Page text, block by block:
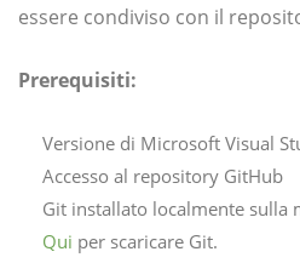
essere condiviso con il
Prerequisiti:
Versione di Microsoft Visual
Accesso al repository GitHub
Git installato localmente sulla
Qui per scaricare Git.